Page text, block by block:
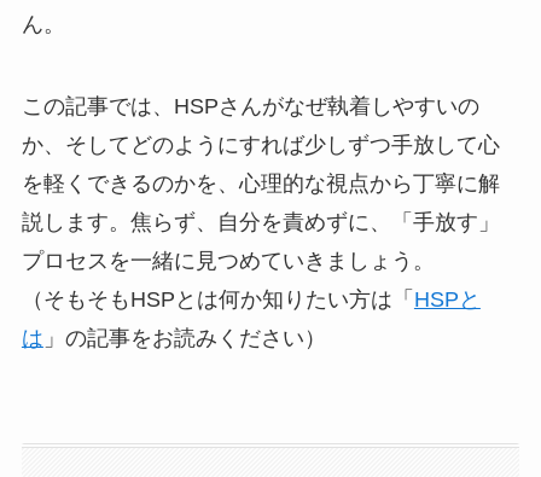
ん。
この記事では、HSPさんがなぜ執着しやすいの
か、そしてどのようにすれば少しずつ手放して心
を軽くできるのかを、心理的な視点から丁寧に解
説します。焦らず、自分を責めずに、「手放す」
プロセスを一緒に見つめていきましょう。
（そもそもHSPとは何か知りたい方は「 HSPと
は 」の記事をお読みください）